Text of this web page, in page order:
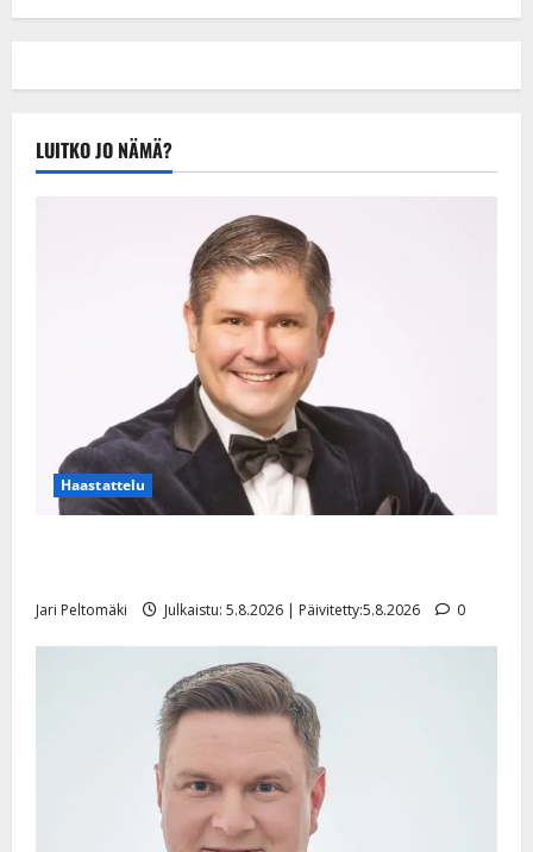
LUITKO JO NÄMÄ?
Haastattelu
Jari Peltomäki Julkaistu: 5.8.2026 | Päivitetty:5.8.2026 0